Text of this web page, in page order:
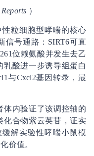
）
粒细胞型哮喘的核心
信号通路：SIRT6可直
位赖氨酸并发生去乙
酸进一步诱导组蛋白
与Cxcl2基因转录，最
体内验证了该调控轴的
化合物紫云英苷，证实
解实验性哮喘小鼠模
价值。